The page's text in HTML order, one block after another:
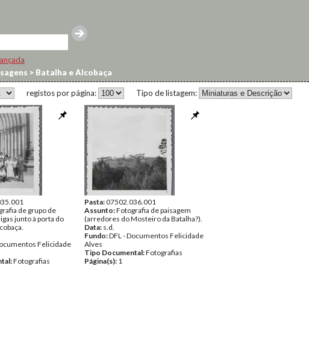
> Batalha e Alcobaça
Tipo de listagem:
registos por página:
de grupo de
junto à porta do
Felicidade
Fotografias
Pasta:07502.036.001
Assunto:Fotografia de paisagem
(arredores do Mosteiro da Batalha?).
Data: s.d.
Fundo:DFL - Documentos Felicidade
Alves
Tipo Documental:Fotografias
Página(s): 1